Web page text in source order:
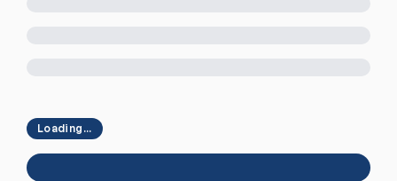
Loading...